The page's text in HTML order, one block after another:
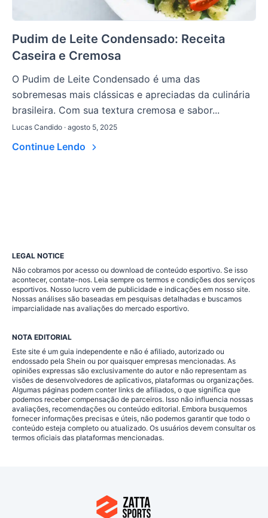
Pudim de Leite Condensado: Receita
Caseira e Cremosa
O Pudim de Leite Condensado é uma das
sobremesas mais clássicas e apreciadas da culinária
brasileira. Com sua textura cremosa e sabor...
Lucas Candido · agosto 5, 2025
Continue Lendo
LEGAL NOTICE
Não cobramos por acesso ou download de conteúdo esportivo. Se isso
acontecer, contate-nos. Leia sempre os termos e condições dos serviços
esportivos. Nosso lucro vem de publicidade e indicações em nosso site.
Nossas análises são baseadas em pesquisas detalhadas e buscamos
imparcialidade nas avaliações do mercado esportivo.
NOTA EDITORIAL
Este site é um guia independente e não é afiliado, autorizado ou
endossado pela Shein ou por quaisquer empresas mencionadas. As
opiniões expressas são exclusivamente do autor e não representam as
visões de desenvolvedores de aplicativos, plataformas ou organizações.
Algumas páginas podem conter links de afiliados, o que significa que
podemos receber compensação de parceiros. Isso não influencia nossas
avaliações, recomendações ou conteúdo editorial. Embora busquemos
fornecer informações precisas e úteis, não podemos garantir que todo o
conteúdo esteja completo ou atualizado. Os usuários devem consultar os
termos oficiais das plataformas mencionadas.